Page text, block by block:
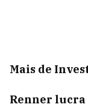
Mais de
Renner lucra